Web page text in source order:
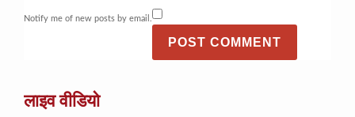
Notify me of new posts by email.
लाइव वीडियो